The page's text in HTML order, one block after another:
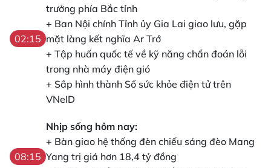
02:15
trưởng phía Bắc tỉnh
+ Ban Nội chính Tỉnh ủy Gia Lai giao lưu, gặp
mặt làng kết nghĩa Ar Trớ
+ Tập huấn quốc tế về kỹ năng chẩn đoán lỗi
trong nhà máy điện gió
+ Sắp hình thành Sổ sức khỏe điện tử trên
VNeID
08:15
Nhịp sống hôm nay:
+ Bàn giao hệ thống đèn chiếu sáng đèo Mang
Yang trị giá hơn 18,4 tỷ đồng